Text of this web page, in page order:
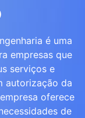
é uma
empresas que
serviços e
autorização da
oferece
de